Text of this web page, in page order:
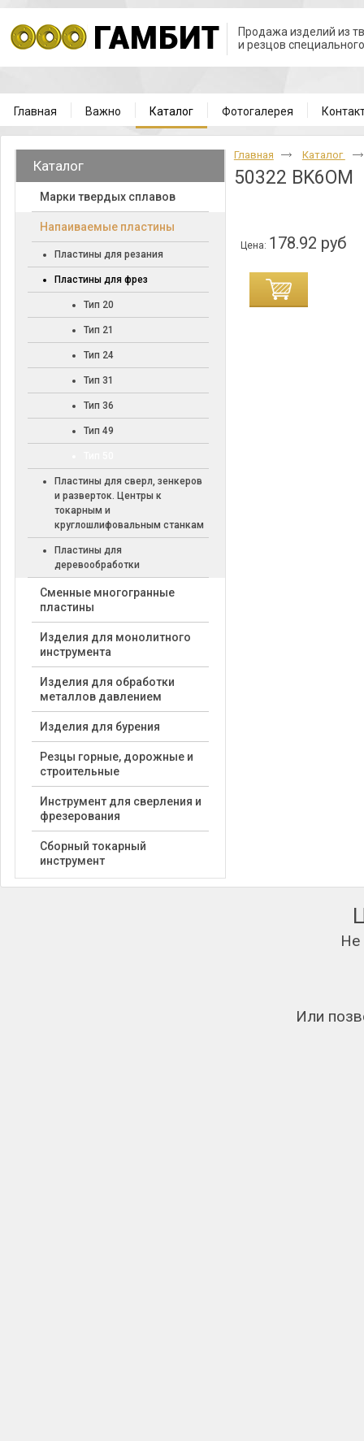
Продажа изделий из
и резцов
Главная Важно Каталог Фотогалерея
Каталог
Марки твердых сплавов
Напаиваемые пластины
Пластины для резания
Пластины для фрез
Тип 20
Тип 21
Тип 24
Тип 31
Тип 36
Тип 49
Пластины для сверл, зенкеров
и разверток. Центры к
токарным и
круглошлифовальным станкам
Пластины для
деревообработки
Cменные многогранные
пластины
Изделия для монолитного
инструмента
Изделия для обработки
металлов давлением
Изделия для бурения
Резцы горные, дорожные и
строительные
Инструмент для сверления и
фрезерования
Сборный токарный
инструмент
Главная Каталог
50322 BK6OM
Цена: 178.92 руб
Не
Или